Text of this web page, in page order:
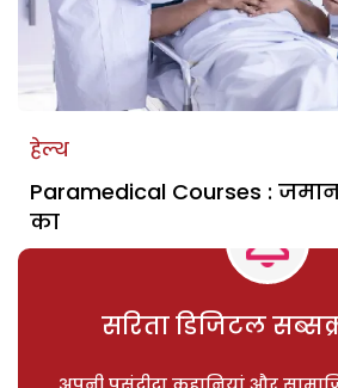
हेल्थ
Paramedical Courses :
का
सरिता डिजिटल